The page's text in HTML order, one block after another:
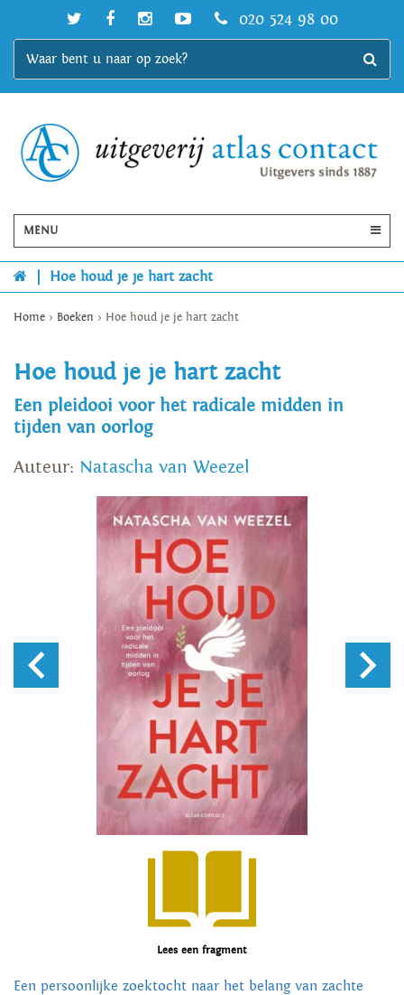
020 524 98 00
MENU
Hoe houd je je hart zacht
Home > Boeken > Hoe houd je je hart zacht
Hoe houd je je hart zacht
Een pleidooi voor het radicale midden in
tijden van oorlog
Auteur: Natascha van Weezel
Lees een fragment
Een persoonlijke zoektocht naar het belang van zachte